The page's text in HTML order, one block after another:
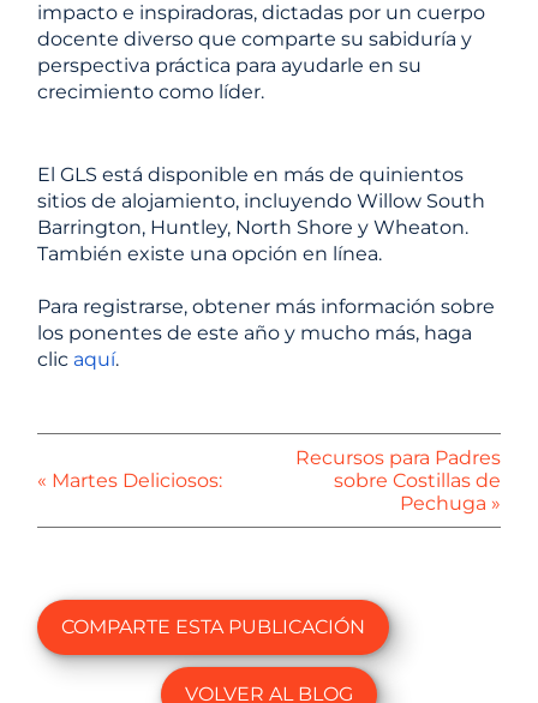
impacto e inspiradoras, dictadas por un cuerpo
docente diverso que comparte su sabiduría y
perspectiva práctica para ayudarle en su
crecimiento como líder.
El GLS está disponible en más de quinientos
sitios de alojamiento, incluyendo Willow South
Barrington, Huntley, North Shore y Wheaton.
También existe una opción en línea.
Para registrarse, obtener más información sobre
los ponentes de este año y mucho más, haga
clic aquí.
« Martes Deliciosos:
Recursos para Padres
sobre Costillas de
Pechuga »
COMPARTE ESTA PUBLICACIÓN
VOLVER AL BLOG